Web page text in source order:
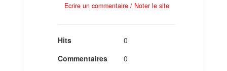
Ecrire un commentaire / Noter le site
Hits
0
Commentaires
0